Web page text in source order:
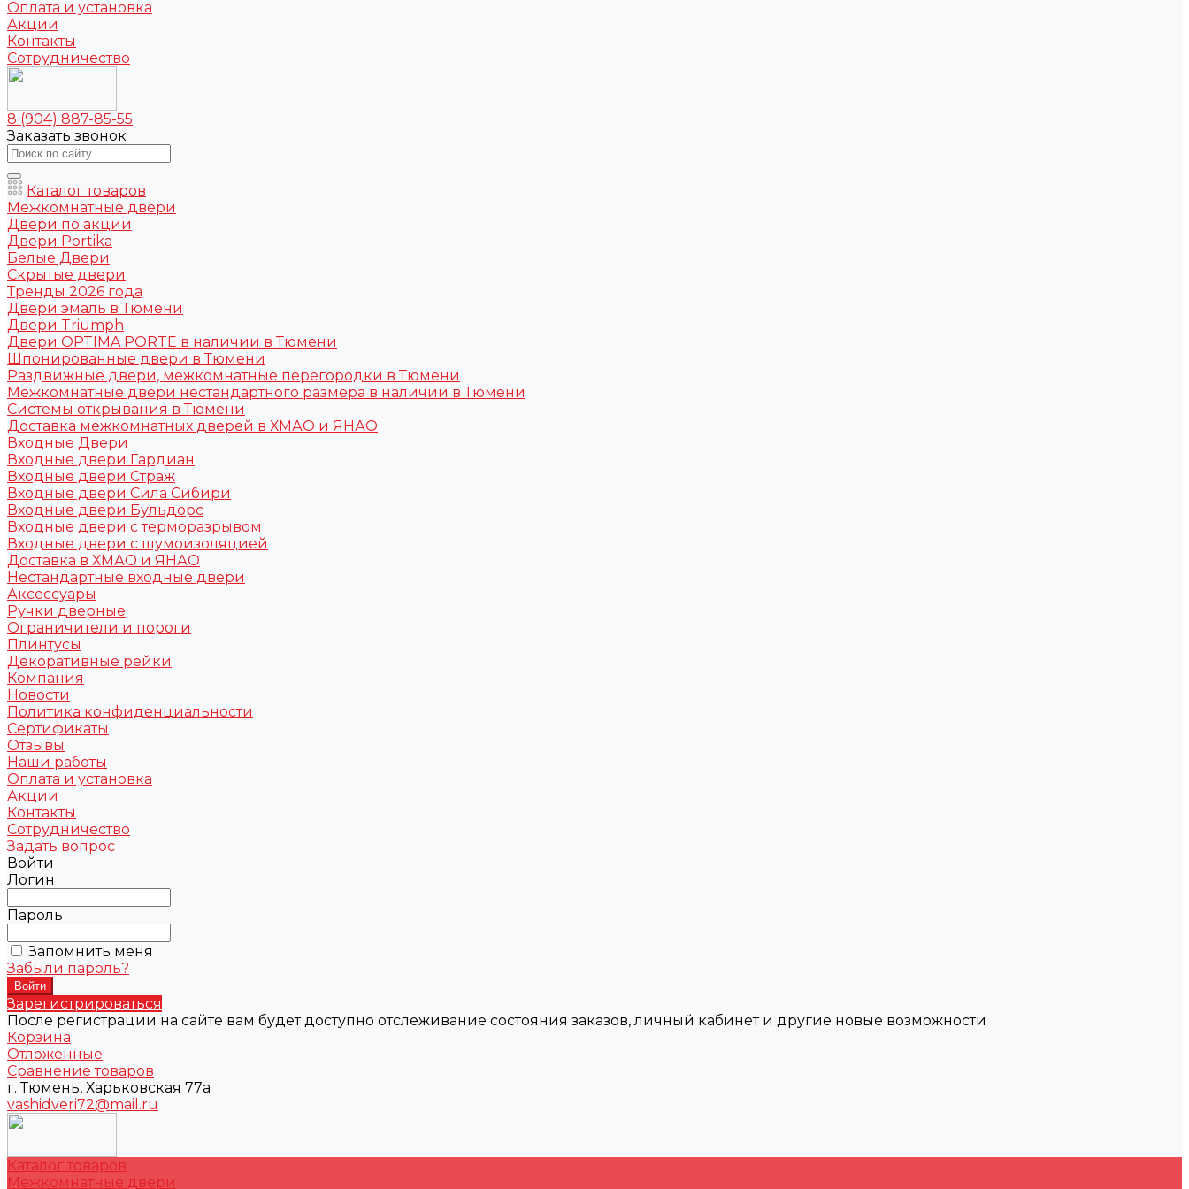
Оплата и установка
Акции
Контакты
Сотрудничество
8 (904) 887-85-55
Заказать звонок
Каталог товаров
Межкомнатные двери
Двери по акции
Двери Portika
Белые Двери
Скрытые двери
Тренды 2026 года
Двери эмаль в Тюмени
Двери Triumph
Двери OPTIMA PORTE в наличии в Тюмени
Шпонированные двери в Тюмени
Раздвижные двери, межкомнатные перегородки в Тюмени
Межкомнатные двери нестандартного размера в наличии в Тюмени
Системы открывания в Тюмени
Доставка межкомнатных дверей в ХМАО и ЯНАО
Входные Двери
Входные двери Гардиан
Входные двери Страж
Входные двери Сила Сибири
Входные двери Бульдорс
Входные двери с терморазрывом
Входные двери с шумоизоляцией
Доставка в ХМАО и ЯНАО
Нестандартные входные двери
Аксессуары
Ручки дверные
Ограничители и пороги
Плинтусы
Декоративные рейки
Компания
Новости
Политика конфиденциальности
Сертификаты
Отзывы
Наши работы
Оплата и установка
Акции
Контакты
Сотрудничество
Задать вопрос
Войти
Логин
Пароль
Запомнить меня
Забыли пароль?
Зарегистрироваться
После регистрации на сайте вам будет доступно отслеживание состояния заказов, личный кабинет и другие новые возможности
Корзина
Отложенные
Сравнение товаров
г. Тюмень, Харьковская 77а
vashidveri72@mail.ru
Каталог товаров
Межкомнатные двери